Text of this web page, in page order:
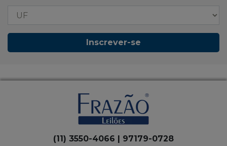
Inscrever-se
(11) 3550-4066 | 97179-0728